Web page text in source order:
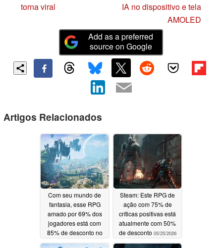
torna viral
IA no dispositivo e tela
AMOLED
Add as a preferred
source on Google
Artigos Relacionados
Com seu mundo de
fantasia, esse RPG
amado por 69% dos
jogadores está com
85% de desconto no
Steam05/26/2026
Steam: Este RPG de
ação com 75% de
críticas positivas está
atualmente com 50%
de desconto 05/25/2026